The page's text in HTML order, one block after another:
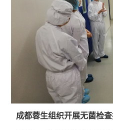
成都蓉生组织开展无菌检